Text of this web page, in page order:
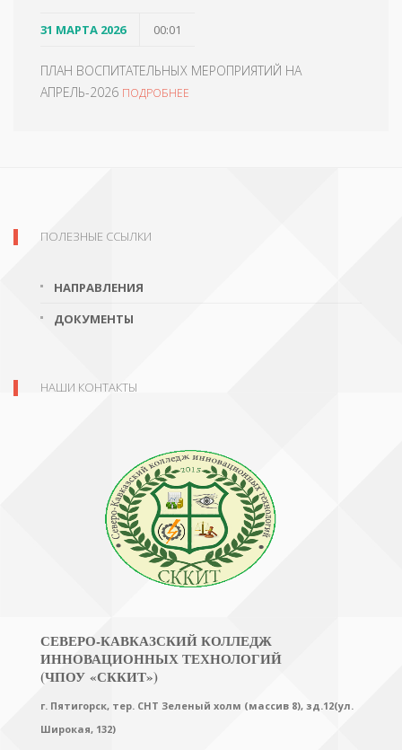
31 МАРТА 2026 00:01
ПЛАН ВОСПИТАТЕЛЬНЫХ МЕРОПРИЯТИЙ НА
АПРЕЛЬ-2026 ПОДРОБНЕЕ
ПОЛЕЗНЫЕ ССЫЛКИ
НАПРАВЛЕНИЯ
ДОКУМЕНТЫ
НАШИ КОНТАКТЫ
СЕВЕРО-КАВКАЗСКИЙ КОЛЛЕДЖ
ИННОВАЦИОННЫХ ТЕХНОЛОГИЙ
(ЧПОУ «СККИТ»)
г. Пятигорск, тер. СНТ Зеленый холм (массив 8), зд.12(ул.
Широкая, 132)